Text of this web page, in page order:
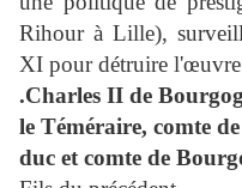
Rihour à Lille),
XI pour détruire
.Charles II de
le Téméraire, comte
duc et comte de